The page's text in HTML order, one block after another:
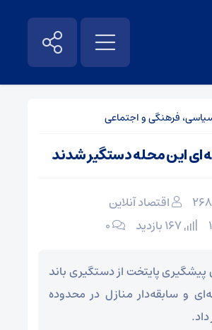
فرهنگی و اجتماعی
ای این محله دستگیر شدند
اقتصاد آنلاین
۰
پایتخت از دستگیری باند
و سابقه‌دار منازل در محدوده